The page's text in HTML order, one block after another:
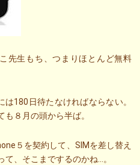
先生もち、つまりほとんど無料
180日待たなければならない。
８月の頭から半ば。
５を契約して、SIMを差し替え
、そこまでするのかね…。